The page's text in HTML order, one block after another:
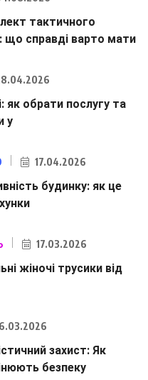
тактичного
що справді варто мати
як обрати послугу та
у
17.04.2026
будинку: як це
17.03.2026
жіночі трусики від
захист: Як
безпеку